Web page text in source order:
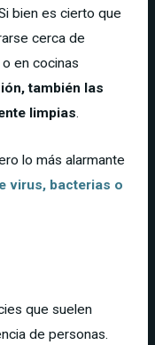
bien es cierto que
cerca de
en cocinas
también las
limpias.
lo más alarmante
virus, bacterias o
que suelen
de personas.